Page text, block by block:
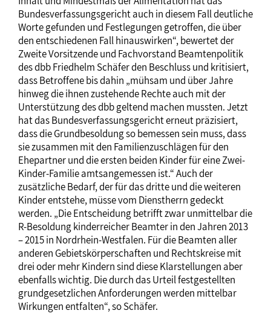
Bundesverfassungsgericht auch in diesem Fall deutliche
Worte gefunden und Festlegungen getroffen, die über
den entschiedenen Fall hinauswirken“, bewertet der
Zweite Vorsitzende und Fachvorstand Beamtenpolitik
des dbb Friedhelm Schäfer den Beschluss und kritisiert,
dass Betroffene bis dahin „mühsam und über Jahre
hinweg die ihnen zustehende Rechte auch mit der
Unterstützung des dbb geltend machen mussten. Jetzt
hat das Bundesverfassungsgericht erneut präzisiert,
dass die Grundbesoldung so bemessen sein muss, dass
sie zusammen mit den Familienzuschlägen für den
Ehepartner und die ersten beiden Kinder für eine Zwei-
Kinder-Familie amtsangemessen ist.“ Auch der
zusätzliche Bedarf, der für das dritte und die weiteren
Kinder entstehe, müsse vom Dienstherrn gedeckt
werden. „Die Entscheidung betrifft zwar unmittelbar die
R-Besoldung kinderreicher Beamter in den Jahren 2013
– 2015 in Nordrhein-Westfalen. Für die Beamten aller
anderen Gebietskörperschaften und Rechtskreise mit
drei oder mehr Kindern sind diese Klarstellungen aber
ebenfalls wichtig. Die durch das Urteil festgestellten
grundgesetzlichen Anforderungen werden mittelbar
Wirkungen entfalten“, so Schäfer.